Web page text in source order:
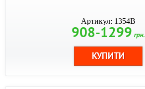
Артикул: 1354B
908-1299 грн.